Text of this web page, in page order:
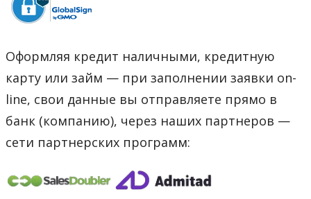
Оформляя кредит наличными, кредитную
карту или займ — при заполнении заявки on-
line, свои данные вы отправляете прямо в
банк (компанию), через наших партнеров —
сети партнерских программ: